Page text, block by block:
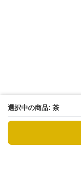
選択中の商品: 茶